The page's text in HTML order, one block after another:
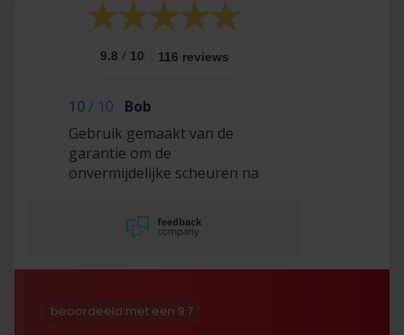
9.8 / 10 116 reviews
10/ 10
Bob
Gebruik gemaakt van de
garantie om de
onvermijdelijke scheuren na
en dat hebben ze super
netjes gedaan!
beoordeeld met een 9.7